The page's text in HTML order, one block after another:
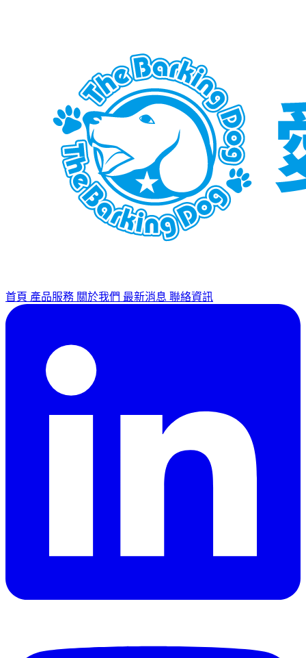
首頁 產品服務 關於我們 最新消息 聯絡資訊